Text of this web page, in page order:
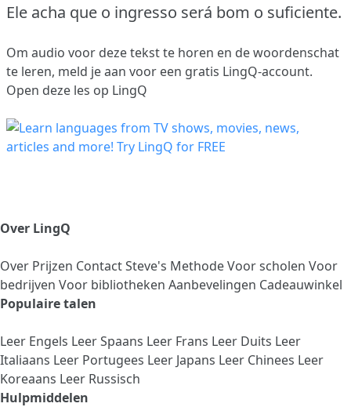
Ele acha que o ingresso será bom o suficiente.
Om audio voor deze tekst te horen en de woordenschat
te leren, meld je aan voor een gratis LingQ-account.
Open deze les op LingQ
Over LingQ
Over Prijzen ContactSteve's MethodeVoor scholen Voor
bedrijven Voor bibliotheken Aanbevelingen Cadeauwinkel
Populaire talen
Leer Engels Leer Spaans Leer Frans Leer Duits Leer
Italiaans Leer Portugees Leer Japans Leer Chinees Leer
Koreaans Leer Russisch
Hulpmiddelen